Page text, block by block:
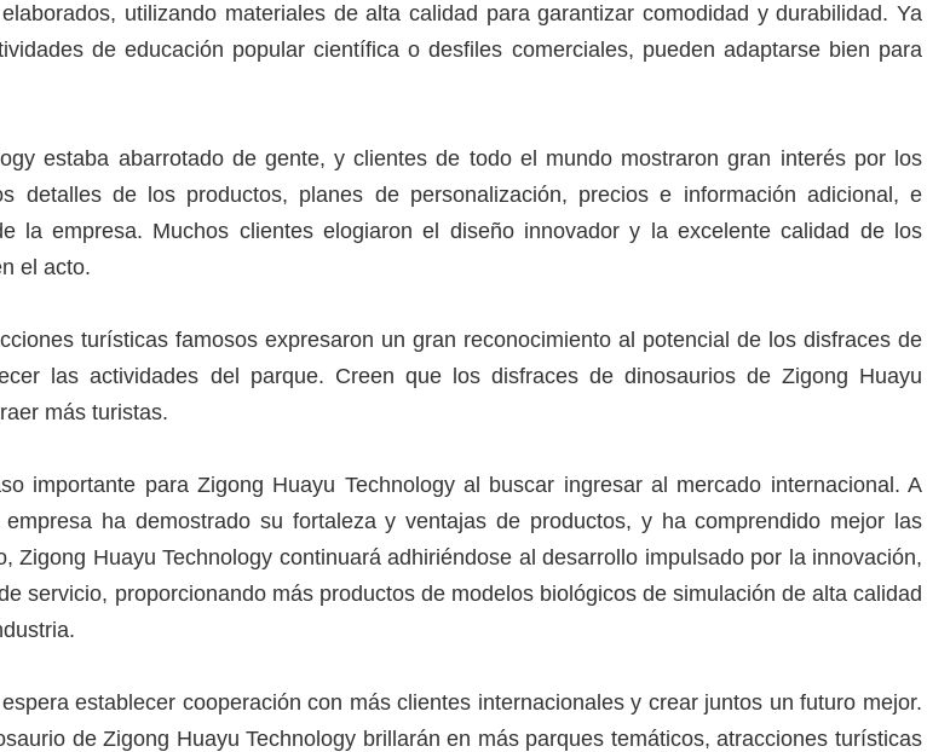
utilizando materiales de alta calidad para garantizar comodidad y durabilidad. Ya
de educación popular científica o desfiles comerciales, pueden adaptarse bien para
estaba abarrotado de gente, y clientes de todo el mundo mostraron gran interés por los
detalles de los productos, planes de personalización, precios e información adicional, e
la empresa. Muchos clientes elogiaron el diseño innovador y la excelente calidad de los
el acto.
turísticas famosos expresaron un gran reconocimiento al potencial de los disfraces de
las actividades del parque. Creen que los disfraces de dinosaurios de Zigong Huayu
más turistas.
importante para Zigong Huayu Technology al buscar ingresar al mercado internacional. A
ha demostrado su fortaleza y ventajas de productos, y ha comprendido mejor las
Huayu Technology continuará adhiriéndose al desarrollo impulsado por la innovación,
servicio, proporcionando más productos de modelos biológicos de simulación de alta calidad
establecer cooperación con más clientes internacionales y crear juntos un futuro mejor.
de Zigong Huayu Technology brillarán en más parques temáticos, atracciones turísticas